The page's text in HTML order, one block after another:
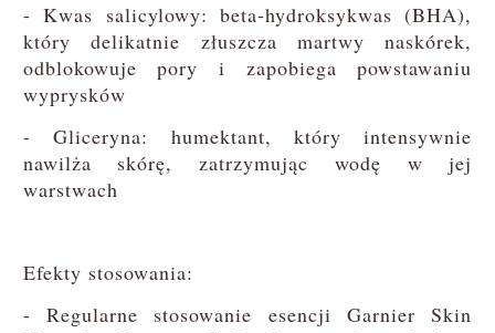
- Kwas salicylowy: beta-hydroksykwas (BHA),
który delikatnie złuszcza martwy naskórek,
odblokowuje pory i zapobiega powstawaniu
wyprysków
- Gliceryna: humektant, który intensywnie
nawilża skórę, zatrzymując wodę w jej
warstwach
Efekty stosowania:
- Regularne stosowanie esencji Garnier Skin